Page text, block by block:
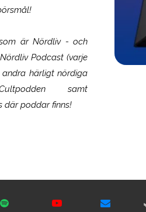
som ärNördliv- och
Podcast (varje
härligt nördiga
samt
där poddar finns!